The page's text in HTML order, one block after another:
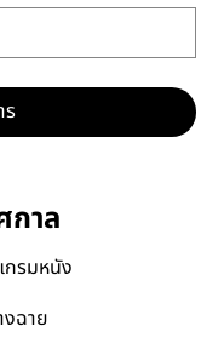
ร
กาล
กรมหนัง
งฉาย